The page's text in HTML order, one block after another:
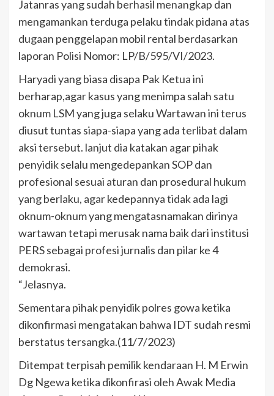
Jatanras yang sudah berhasil menangkap dan
mengamankan terduga pelaku tindak pidana atas
dugaan penggelapan mobil rental berdasarkan
laporan Polisi Nomor: LP/B/595/VI/2023.
Haryadi yang biasa disapa Pak Ketua ini
berharap,agar kasus yang menimpa salah satu
oknum LSM yang juga selaku Wartawan ini terus
diusut tuntas siapa-siapa yang ada terlibat dalam
aksi tersebut. lanjut dia katakan agar pihak
penyidik selalu mengedepankan SOP dan
profesional sesuai aturan dan prosedural hukum
yang berlaku, agar kedepannya tidak ada lagi
oknum-oknum yang mengatasnamakan dirinya
wartawan tetapi merusak nama baik dari institusi
PERS sebagai profesi jurnalis dan pilar ke 4
demokrasi.
“Jelasnya.
Sementara pihak penyidik polres gowa ketika
dikonfirmasi mengatakan bahwa IDT sudah resmi
berstatus tersangka.(11/7/2023)
Ditempat terpisah pemilik kendaraan H. M Erwin
Dg Ngewa ketika dikonfirasi oleh Awak Media